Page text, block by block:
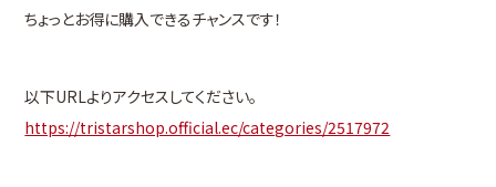
ちょっとお得に購入できるチャンスです！
以下URLよりアクセスしてください。
https://tristarshop.official.ec/categories/2517972